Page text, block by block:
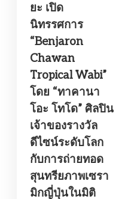
ยะ เปิด
นิทรรศการ
“Benjaron
Chawan
Tropical Wabi”
โดย “ทาคานา
โอะ โทโด” ศิลปิน
เจ้าของรางวัล
ดีไซน์ระดับโลก
กับการถ่ายทอด
สุนทรียภาพเซรา
มิกญี่ปุ่นในมิติ